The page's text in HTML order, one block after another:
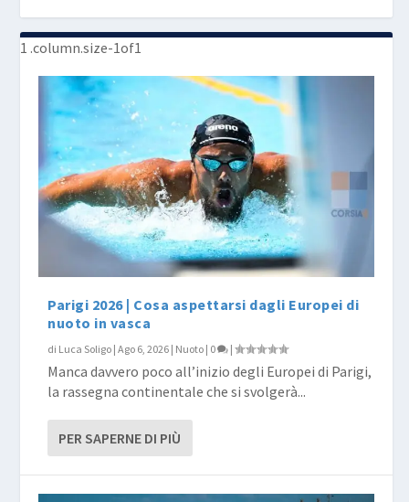
Parigi 2026 | Cosa aspettarsi dagli Europei di
nuoto in vasca
di Luca Soligo |Ago 6, 2026 | Nuoto | 0 |
Manca davvero poco all’inizio degli Europei di Parigi,
la rassegna continentale che si svolgerà...
PER SAPERNE DI PIÙ